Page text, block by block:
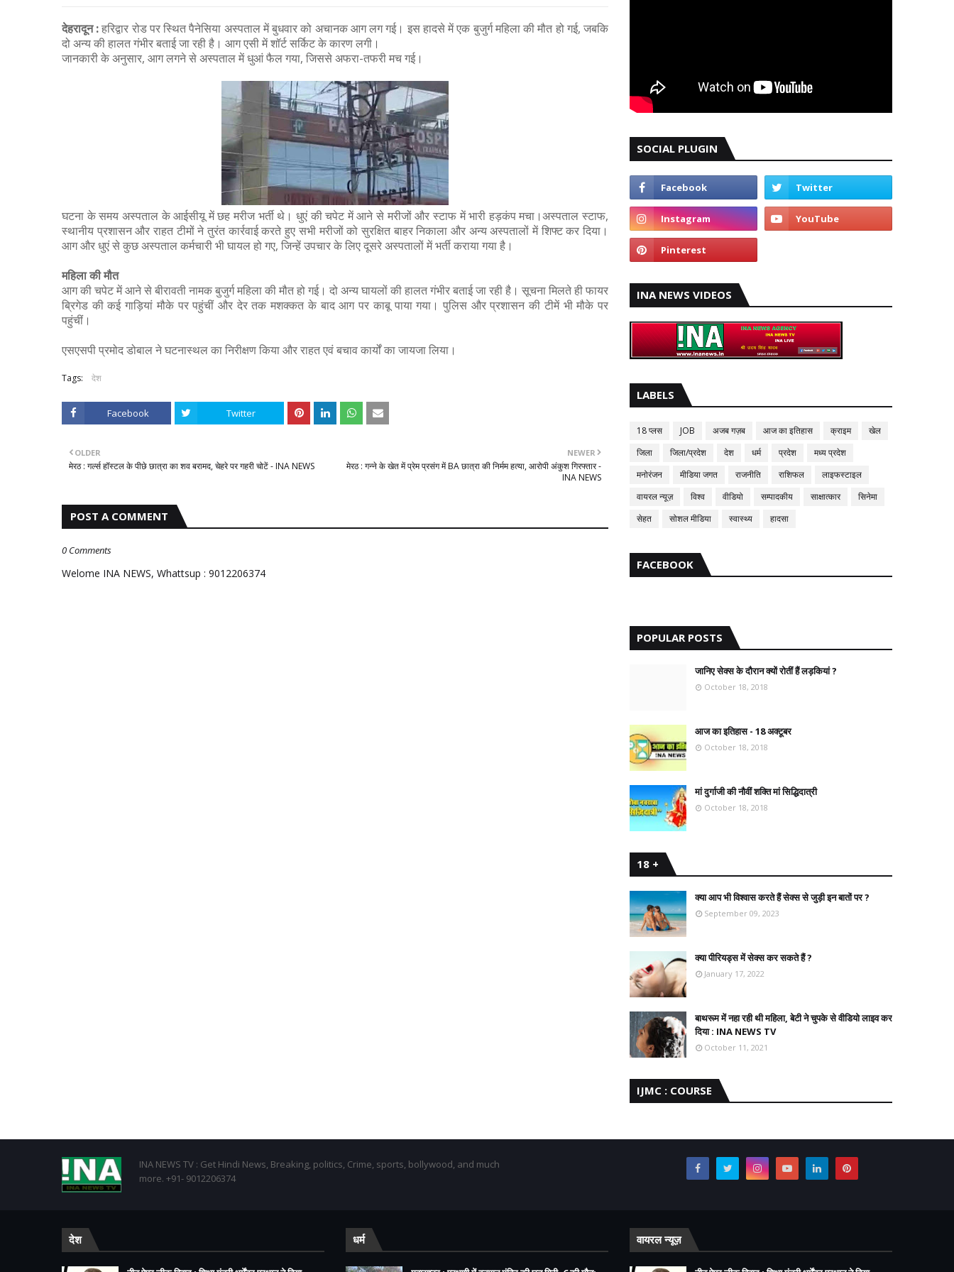
देहरादून :हरिद्वार रोड पर स्थित पैनेसिया अस्पताल में बुधवार को अचानक आग लग गई। इस हादसे में एक बुजुर्ग महिला की मौत हो गई, जबकि
दो अन्य की हालत गंभीर बताई जा रही है। आग एसी में शॉर्ट सर्किट के कारण लगी।
जानकारी के अनुसार, आग लगने से अस्पताल में धुआं फैल गया, जिससे अफरा-तफरी मच गई।
घटना के समय अस्पताल के आईसीयू में छह मरीज भर्ती थे। धुएं की चपेट में आने से मरीजों और स्टाफ में भारी हड़कंप मचा।अस्पताल स्टाफ,
स्थानीय प्रशासन और राहत टीमों ने तुरंत कार्रवाई करते हुए सभी मरीजों को सुरक्षित बाहर निकाला और अन्य अस्पतालों में शिफ्ट कर दिया।
आग और धुएं से कुछ अस्पताल कर्मचारी भी घायल हो गए, जिन्हें उपचार के लिए दूसरे अस्पतालों में भर्ती कराया गया है।
महिला की मौत
आग की चपेट में आने से बीरावती नामक बुजुर्ग महिला की मौत हो गई। दो अन्य घायलों की हालत गंभीर बताई जा रही है। सूचना मिलते ही फायर
ब्रिगेड की कई गाड़ियां मौके पर पहुंचीं और देर तक मशक्कत के बाद आग पर काबू पाया गया। पुलिस और प्रशासन की टीमें भी मौके पर
पहुंचीं।
एसएसपी प्रमोद डोबाल ने घटनास्थल का निरीक्षण किया और राहत एवं बचाव कार्यों का जायजा लिया।
Tags: देश
Facebook Twitter
NEWER
मेरठ : गन्ने के खेत में प्रेम प्रसंग में BA छात्रा की निर्मम हत्या, आरोपी अंकुश गिरफ्तार -
INA NEWS
OLDER
मेरठ : गर्ल्स हॉस्टल के पीछे छात्रा का शव बरामद, चेहरे पर गहरी चोटें - INA NEWS
POST A COMMENT
0 Comments
Welome INA NEWS, Whattsup : 9012206374
SOCIAL PLUGIN
INA NEWS VIDEOS
LABELS
18 प्लस JOB अजब गज़ब आज का इतिहास क्राइम
खेल
जिला
जिला/प्रदेश देश धर्म प्रदेश
मध्य प्रदेश
मनोरंजन
मीडिया जगत राजनीति राशिफल
लाइफस्टाइल
वायरल न्यूज़
विश्व वीडियो सम्पादकीय साक्षात्कार
सिनेमा
सेहत
सोशल मीडिया स्वास्थ्य हादसा
FACEBOOK
POPULAR POSTS
जानिए सेक्स के दौरान क्यों रोतीं हैं लड़कियां ?
October 18, 2018
आज का इतिहास - 18 अक्टूबर
October 18, 2018
मां दुर्गाजी की नौवीं शक्ति मां सिद्धिदात्री
October 18, 2018
18 +
क्या आप भी विश्वास करते हैं सेक्स से जुड़ी इन बातों पर ?
September 09, 2023
क्या पीरियड्स में सेक्स कर सकते हैं ?
January 17, 2022
बाथरूम में नहा रही थी महिला, बेटी ने चुपके से वीडियो लाइव कर
दिया : INA NEWS TV
October 11, 2021
IJMC : COURSE
INA NEWS TV : Get Hindi News, Breaking, politics, Crime, sports, bollywood, and much
more. +91- 9012206374
देश धर्म वायरल न्यूज़